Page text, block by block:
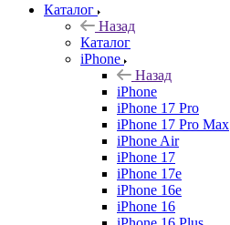
Каталог
Назад
Каталог
iPhone
Назад
iPhone
iPhone 17 Pro
iPhone 17 Pro Max
iPhone Air
iPhone 17
iPhone 17e
iPhone 16e
iPhone 16